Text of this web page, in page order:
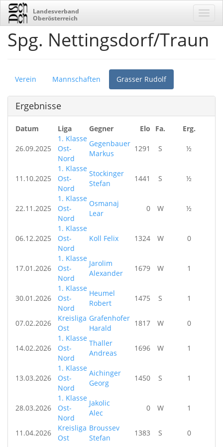
Landesverband
Oberösterreich
Spg. Nettingsdorf/Traun
Verein Mannschaften Grasser Rudolf
Ergebnisse
Datum Liga Gegner Elo Fa. Erg.
26.09.2025
1. Klasse
Ost-
Nord
Gegenbauer
Markus
1291 S ½
11.10.2025
1. Klasse
Ost-
Nord
Stockinger
Stefan
1441 S ½
22.11.2025
1. Klasse
Ost-
Nord
Osmanaj
Lear
0 W ½
06.12.2025
1. Klasse
Ost-
Nord
Koll Felix 1324 W 0
17.01.2026
1. Klasse
Ost-
Nord
Jarolim
Alexander
1679 W 1
30.01.2026
1. Klasse
Ost-
Nord
Heumel
Robert
1475 S 1
07.02.2026
Kreisliga
Ost
Grafenhofer
Harald
1817 W 0
14.02.2026
1. Klasse
Ost-
Nord
Thaller
Andreas
1696 W 1
13.03.2026
1. Klasse
Ost-
Nord
Aichinger
Georg
1450 S 1
28.03.2026
1. Klasse
Ost-
Nord
Jakolic
Alec
0 W 1
11.04.2026
Kreisliga
Ost
Broussev
Stefan
1383 S 0